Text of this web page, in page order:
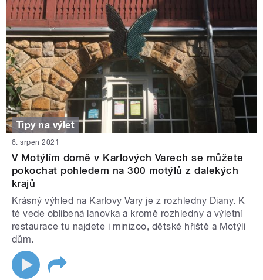
Tipy na výlet
6. srpen 2021
V Motýlím domě v Karlových Varech se můžete
pokochat pohledem na 300 motýlů z dalekých
krajů
Krásný výhled na Karlovy Vary je z rozhledny Diany. K
té vede oblíbená lanovka a kromě rozhledny a výletní
restaurace tu najdete i minizoo, dětské hřiště a Motýlí
dům.